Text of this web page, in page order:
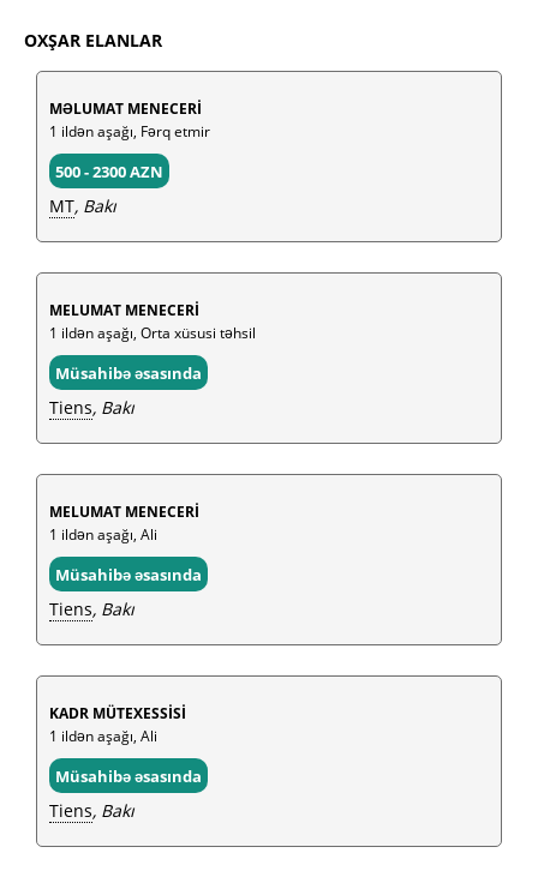
OXŞAR ELANLAR
MƏLUMAT MENECERİ
1 ildən aşağı, Fərq etmir
500 - 2300 AZN
MT, Bakı
MELUMAT MENECERİ
1 ildən aşağı, Orta xüsusi təhsil
Müsahibə əsasında
Tiens, Bakı
MELUMAT MENECERİ
1 ildən aşağı, Ali
Müsahibə əsasında
Tiens, Bakı
KADR MÜTEXESSİSİ
1 ildən aşağı, Ali
Müsahibə əsasında
Tiens, Bakı